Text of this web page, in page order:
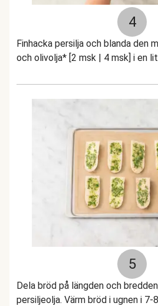
4
Finhacka persilja och blanda den
och olivolja* [2 msk | 4 msk] i en
5
Dela bröd på längden och
persiljeolja. Värm bröd i ugnen i 7-